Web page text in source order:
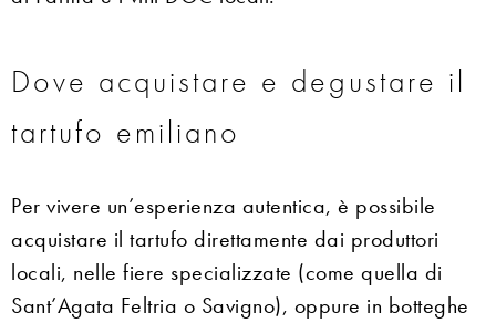
Dove acquistare e degustare il
tartufo emiliano
Per vivere un’esperienza autentica, è possibile
acquistare il tartufo direttamente dai produttori
locali, nelle fiere specializzate (come quella di
Sant’Agata Feltria o Savigno), oppure in botteghe